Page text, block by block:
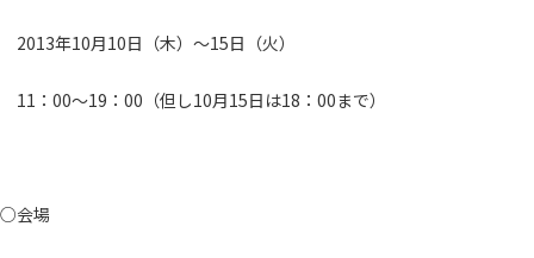
2013年10月10日（木）～15日（火）
11：00～19：00（但し10月15日は18：00まで）
○会場